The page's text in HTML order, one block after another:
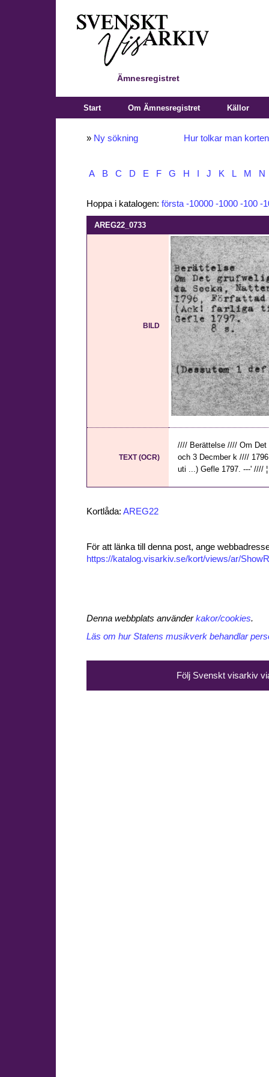
Ämnesregistret
Start Om Ämnesregistret Källor
» Ny sökning Hur tolkar man
A B C D E F G H J K L M N
Hoppa i katalogen: första -10000 -1000 -100 -
AREG22_0733
BILD
TEXT (OCR)
//// Berättelse //// Om Det
och 3 Decmber k ////
uti ...) Gefle 1797. ---' ////
Kortlåda: AREG22
För att länka till denna post, ange
https://katalog.visarkiv.se/kort/views/ar/
Denna webbplats använderkakor/cookies.
Läs om hur Statens musikverk behandlar
Följ Svenskt visarkiv